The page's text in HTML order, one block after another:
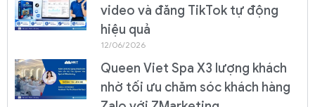
video và đăng TikTok tự động
hiệu quả
12/06/2026
Queen Viet Spa X3 lượng khách
nhờ tối ưu chăm sóc khách hàng